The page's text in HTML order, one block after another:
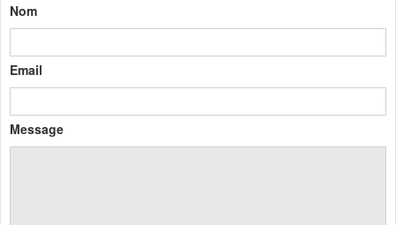
Nom
Email
Message